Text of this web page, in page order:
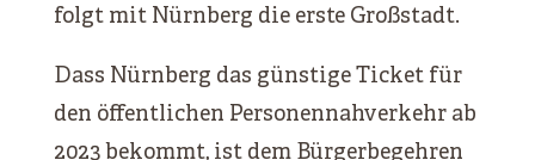
folgt mit Nürnberg die erste Großstadt.
Dass Nürnberg das günstige Ticket für
den öffentlichen Personennahverkehr ab
2023 bekommt, ist dem Bürgerbegehren